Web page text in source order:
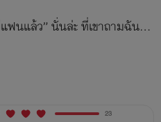
แฟนแล้ว” นั่นล่ะ ที่เขาถามฉัน…
23